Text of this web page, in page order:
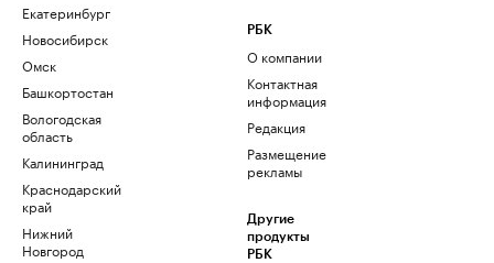
Екатеринбург
Новосибирск
Омск
Башкортостан
Вологодская
область
Калининград
Краснодарский
край
Нижний
Новгород
РБК
О компании
Контактная
информация
Редакция
Размещение
рекламы
Другие
продукты
РБК